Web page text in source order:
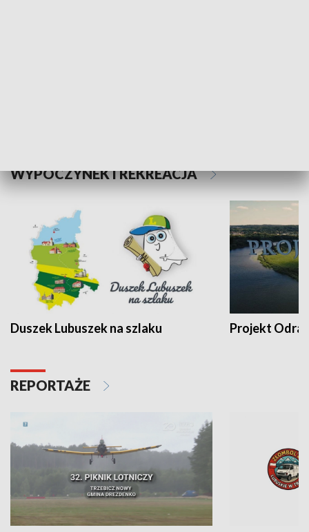
WYPOCZYNEK I REKREACJA
Duszek Lubuszek na szlaku Projekt Odra
REPORTAŻE